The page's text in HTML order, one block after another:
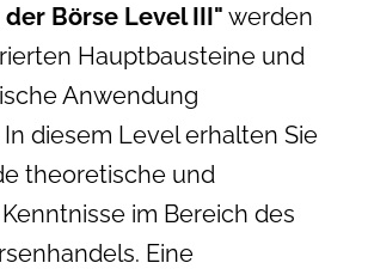
Börse Level III" werden
Hauptbausteine und
Anwendung
diesem Level erhalten Sie
theoretische und
im Bereich des
Eine